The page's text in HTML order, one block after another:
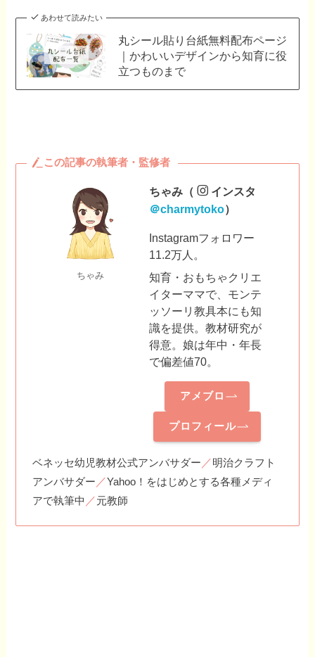
あわせて読みたい
丸シール貼り台紙無料配布ページ
｜かわいいデザインから知育に役
立つものまで
この記事の執筆者・監修者
ちゃみ
ちゃみ（
インスタ
＠charmytoko）
Instagramフォロワー
11.2万人。
知育・おもちゃクリエ
イターママで、モンテ
ッソーリ教具本にも知
識を提供。教材研究が
得意。娘は年中・年長
で偏差値70。
アメブロ
プロフィール
ベネッセ幼児教材公式アンバサダー ／明治クラフト
アンバサダー ／Yahoo！をはじめとする各種メディ
アで執筆中 ／元教師